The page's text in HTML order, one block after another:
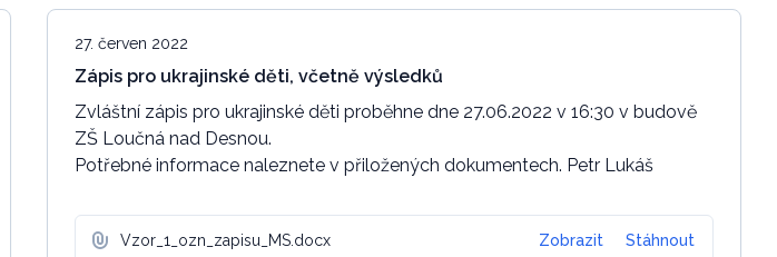
27. červen 2022
Zápis pro ukrajinské děti, včetně výsledků
Zvláštní zápis pro ukrajinské děti proběhne dne 27.06.2022 v 16:30 v budově
ZŠ Loučná nad Desnou.
Potřebné informace naleznete v přiložených dokumentech. Petr Lukáš
Vzor_1_ozn_zapisu_MS.docx Zobrazit Stáhnout